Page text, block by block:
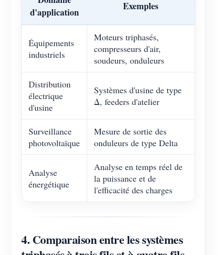
d'application
Exemples
Équipements
industriels
Moteurs triphasés,
compresseurs d'air,
soudeurs, onduleurs
Distribution
électrique
d'usine
Systèmes d'usine de type
Δ, feeders d'atelier
Surveillance
photovoltaïque
Mesure de sortie des
onduleurs de type Delta
Analyse
énergétique
Analyse en temps réel de
la puissance et de
l'efficacité des charges
4. Comparaison entre les systèmes